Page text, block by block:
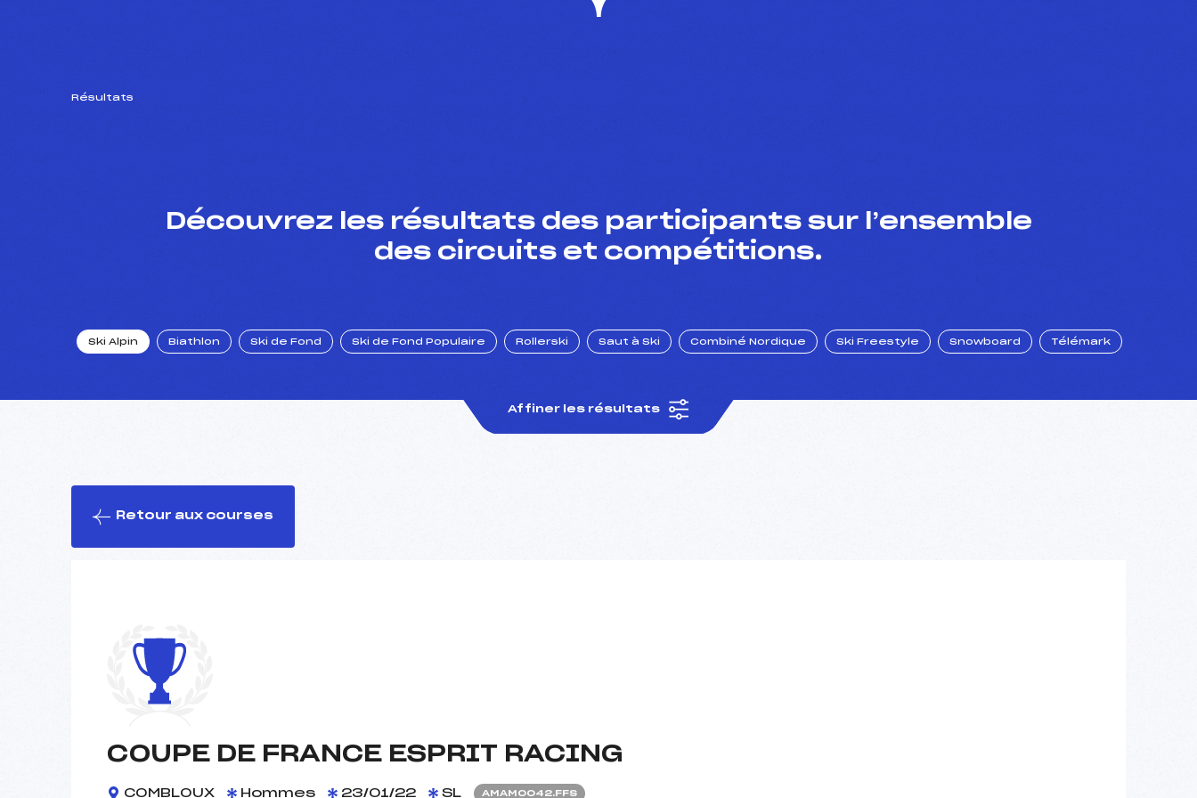
Résultats
Découvrez les résultats des participants sur l’ensemble
des circuits et compétitions.
Ski Alpin Biathlon Ski de Fond Ski de Fond Populaire Rollerski Saut à Ski Combiné Nordique Ski Freestyle Snowboard Télémark
Affiner les résultats
Retour aux courses
COUPE DE FRANCE ESPRIT RACING
COMBLOUX Hommes 23/01/22 SL AMAM0042.FFS